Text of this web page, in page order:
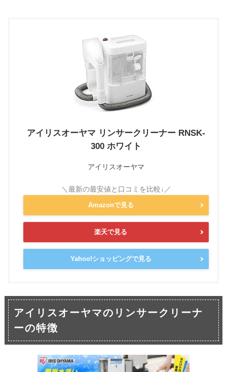
アイリスオーヤマ リンサークリーナー RNSK-
300 ホワイト
アイリスオーヤマ
Amazonで見る
楽天で見る
Yahoo!ショッピングで見る
アイリスオーヤマのリンサークリーナ
ーの特徴